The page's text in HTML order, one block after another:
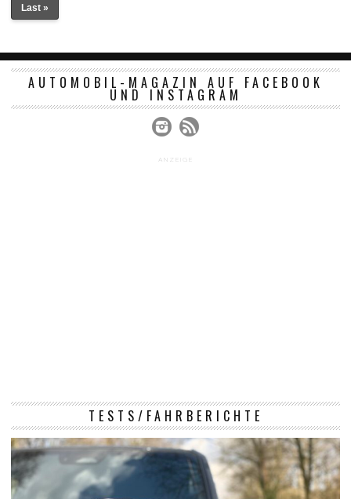
Last »
AUTOMOBIL-MAGAZIN AUF FACEBOOK
UND INSTAGRAM
ANZEIGE
TESTS/FAHRBERICHTE